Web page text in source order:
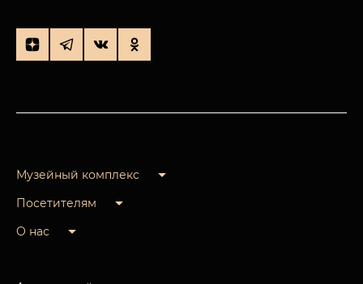
Музейный комплекс
Посетителям
О нас